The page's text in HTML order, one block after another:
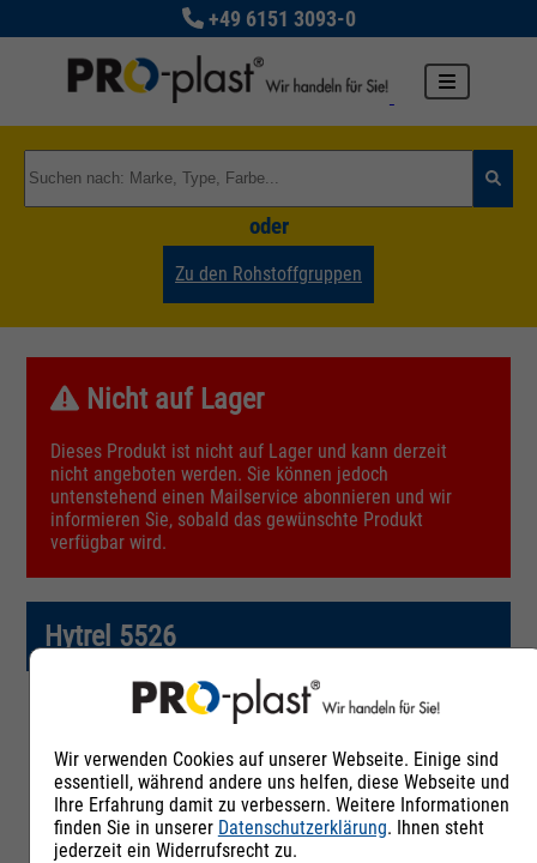
+49 6151 3093-0
oder
Zu den Rohstoffgruppen
Nicht auf Lager
Dieses Produkt ist nicht auf Lager und kann derzeit
nicht angeboten werden. Sie können jedoch
untenstehend einen Mailservice abonnieren und wir
informieren Sie, sobald das gewünschte Produkt
verfügbar wird.
Hytrel 5526
Artikelnummer
253201
Rohstoffgruppe
Wir verwenden Cookies auf unserer Webseite. Einige sind
essentiell, während andere uns helfen, diese Webseite und
Ihre Erfahrung damit zu verbessern. Weitere Informationen
finden Sie in unserer Datenschutzerklärung. Ihnen steht
jederzeit ein Widerrufsrecht zu.